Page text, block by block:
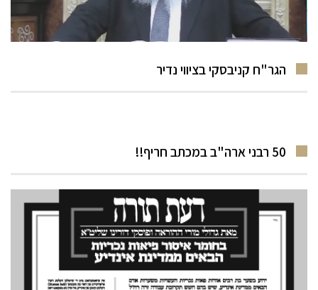
הגר"ח קניבסקי בציווי נדיר
50 רבני ארה"ב במכתב חריף!!